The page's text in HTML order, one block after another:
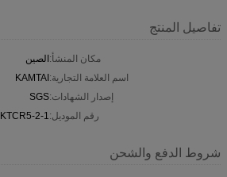
تفاصيل المنتج
مكان المنشأ:الصين
اسم العلامة التجارية:KAMTAI
إصدار الشهادات:SGS
رقم الموديل:KTCR5-2-1
شروط الدفع والشحن